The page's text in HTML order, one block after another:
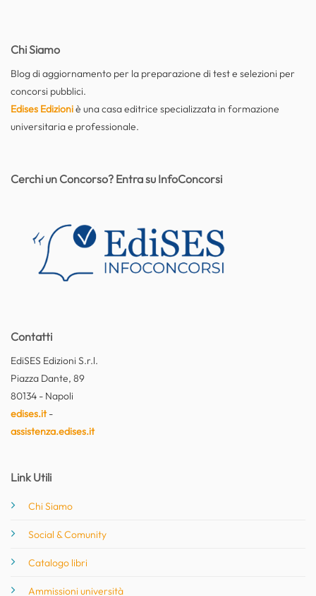
Chi Siamo
Blog di aggiornamento per la preparazione di test e selezioni per
concorsi pubblici.
Edises Edizioniè una casa editrice specializzata in formazione
universitaria e professionale.
Contatti
EdiSES Edizioni S.r.l.
Piazza Dante, 89
80134 - Napoli
edises.it-
assistenza.edises.it
Link Utili
Chi Siamo
Social & Comunity
Catalogo libri
Ammissioni università
Cerchi un Concorso? Entra su InfoConcorsi